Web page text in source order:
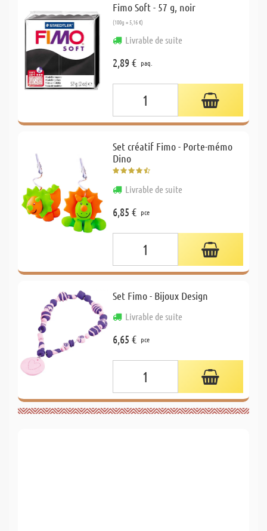
Fimo Soft - 57 g, noir
(100g = 5,16 €)
Livrable de suite
2,89 € paq.
Set créatif Fimo - Porte-mémo
Dino
Livrable de suite
6,85 € pce
Set Fimo - Bijoux Design
Livrable de suite
6,65 € pce